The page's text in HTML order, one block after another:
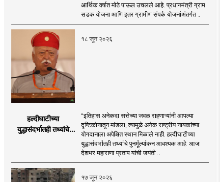
लक्ष्य!
आर्थिक वर्षात मोठे पाऊल उचलले आहे. प्रधानमंत्री ग्राम
सडक योजना आणि इतर ग्रामीण संपर्क योजनांअंतर्गत ..
१८ जून २०२६
हल्दीघाटीच्या
युद्धासंदर्भातही तथ्यांचे
मोहनजी भागवत
"इतिहास अनेकदा सत्तेच्या जवळ राहणाऱ्यांनी आपल्या
दृष्टिकोनातून मांडला, त्यामुळे अनेक राष्ट्रीय नायकांच्या
योगदानाला अपेक्षित स्थान मिळाले नाही. हल्दीघाटीच्या
युद्धासंदर्भातही तथ्यांचे पुनर्मूल्यांकन आवश्यक आहे. आज
देशभर महाराणा प्रताप यांची जयंती ..
१७ जून २०२६